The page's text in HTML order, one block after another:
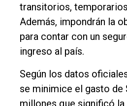
transitorios,
Además, impondrán la
para contar con un
ingreso al país.
Según los datos
se minimice el gasto de
millones que significó la